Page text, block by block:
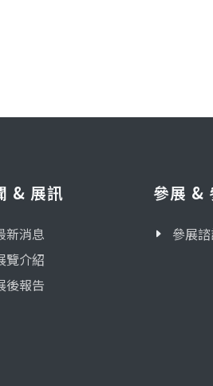
& 展訊
新消息
覽介紹
後報告
參展 &
參展